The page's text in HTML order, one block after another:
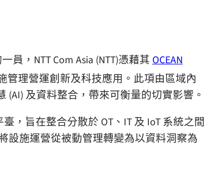
，NTT Com Asia (NTT)憑藉其 OCEAN
管理營運創新及科技應用。此項由區域內
及資料整合，帶來可衡量的切實影響。
，旨在整合分散於 OT、IT 及 IoT 系統之間
設施運營從被動管理轉變為以資料洞察為